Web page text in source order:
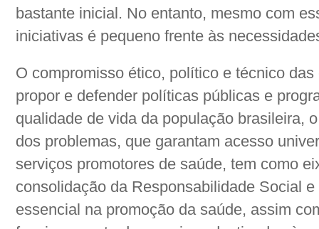
bastante inicial. No entanto, mesmo com
iniciativas é pequeno frente às
O compromisso ético, político e técnico
propor e defender políticas públicas e
qualidade de vida da população brasileira,
dos problemas, que garantam acesso
serviços promotores de saúde, tem como
consolidação da Responsabilidade Social
essencial na promoção da saúde, assim